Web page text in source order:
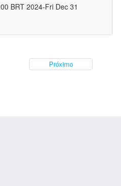
BRT 2024-Fri Dec 31
Próximo